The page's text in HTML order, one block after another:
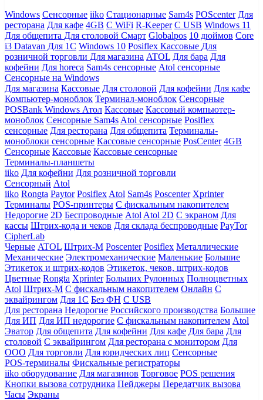
Windows Сенсорные iiko Стационарные Sam4s POScenter Для
ресторана Для кафе 4GB С WiFi R-Keeper С USB Windows 11
Для общепита Для столовой Смарт Globalpos 10 дюймов Core
i3 Datavan Для 1С Windows 10 Posiflex Кассовые Для
розничной торговли Для магазина ATOL Для бара Для
кофейни Для horeca Sam4s сенсорные Atol сенсорные
Сенсорные на Windows
Для магазина Кассовые Для столовой Для кофейни Для кафе
Компьютер-моноблок Терминал-моноблок Сенсорные
POSBank Windows Атол Кассовые Кассовый компьютер-
моноблок Сенсорные Sam4s Atol сенсорные Posiflex
сенсорные Для ресторана Для общепита Терминалы-
моноблоки сенсорные Кассовые сенсорные PosCenter 4GB
Сенсорные Кассовые Кассовые сенсорные
Терминалы-планшеты
iiko Для кофейни Для розничной торговли
Сенсорный Atol
iiko Rongta Paytor Posiflex Atol Sam4s Poscenter Xprinter
Терминалы POS-принтеры С фискальным накопителем
Недорогие 2D Беспроводные Atol Atol 2D С экраном Для
кассы Штрих-кода и чеков Для склада беспроводные PayTor
CipherLab
Черные ATOL Штрих-М Poscenter Posiflex Металлические
Механические Электромеханические Маленькие Большие
Этикеток и штрих-кодов Этикеток, чеков, штрих-кодов
Цветные Rongta Xprinter Больших Рулонных Полноцветных
Atol Штрих-М С фискальным накопителем Онлайн С
эквайрингом Для 1С Без ФН С USB
Для ресторана Недорогие Российского производства Большие
Для ИП Для ИП недорогие С фискальным накопителем Atol
Эватор Для общепита Для кофейни Для кафе Для бара Для
столовой С эквайрингом Для ресторана с монитором Для
ООО Для торговли Для юридческих лиц Сенсорные
POS-терминалы Фискальные регистраторы
iiko оборудование Для магазинов Торговое POS решения
Кнопки вызова сотрудника Пейджеры Передатчик вызова
Часы Экраны